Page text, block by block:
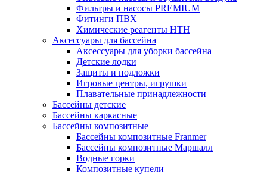
Фильтры и насосы PREMIUM
Фитинги ПВХ
Химические реагенты HTH
Аксессуары для бассейна
Аксессуары для уборки бассейна
Детские лодки
Защиты и подложки
Игровые центры, игрушки
Плавательные принадлежности
Бассейны детские
Бассейны каркасные
Бассейны композитные
Бассейны композитные Franmer
Бассейны композитные Маршалл
Водные горки
Композитные купели